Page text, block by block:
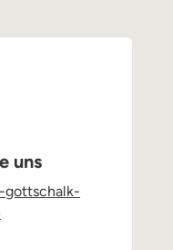
uns
gottschalk-